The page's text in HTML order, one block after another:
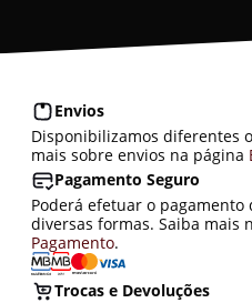
Envios
Disponibilizamos diferentes
mais sobre envios na página
Pagamento Seguro
Poderá efetuar o pagamento
diversas formas. Saiba mais
Pagamento.
Trocas e Devoluções